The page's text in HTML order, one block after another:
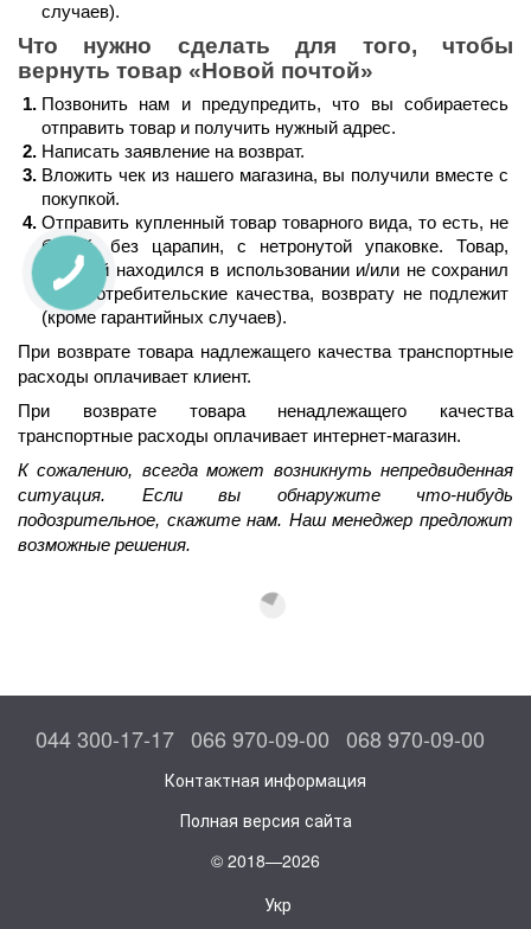
случаев).
Что нужно сделать для того, чтобы
вернуть товар «Новой почтой»
Позвонить нам и предупредить, что вы собираетесь
отправить товар и получить нужный адрес.
Написать заявление на возврат.
Вложить чек из нашего магазина, вы получили вместе с
покупкой.
Отправить купленный товар товарного вида, то есть, не
битый, без царапин, с нетронутой упаковке. Товар,
который находился в использовании и/или не сохранил
свои потребительские качества, возврату не подлежит
(кроме гарантийных случаев).
При возврате товара надлежащего качества транспортные
расходы оплачивает клиент.
При возврате товара ненадлежащего качества
транспортные расходы оплачивает интернет-магазин.
К сожалению, всегда может возникнуть непредвиденная
ситуация. Если вы обнаружите что-нибудь
подозрительное, скажите нам. Наш менеджер предложит
возможные решения.
044 300-17-17 066 970-09-00 068 970-09-00
Контактная информация
Полная версия сайта
© 2018—2026
Укр